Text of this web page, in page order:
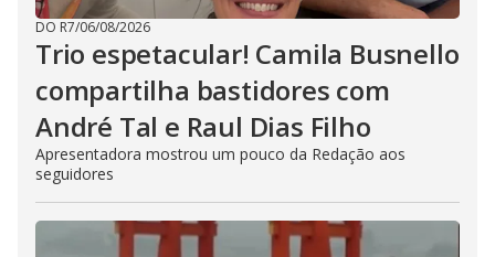
DO R7/06/08/2026
Trio espetacular! Camila Busnello
compartilha bastidores com
André Tal e Raul Dias Filho
Apresentadora mostrou um pouco da Redação aos
seguidores